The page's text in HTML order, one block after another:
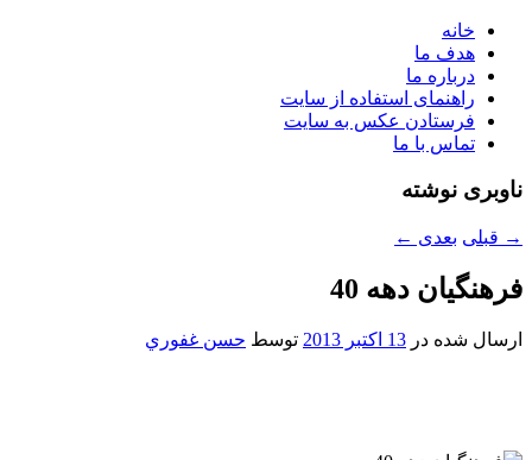
خانه
هدف ما
درباره ما
راهنمای استفاده از سایت
فرستادن عکس به سایت
تماس با ما
ناوبری نوشته
→ قبلی بعدی ←
فرهنگيان دهه 40
ارسال شده در 13 اکتبر 2013 توسط حسن غفوري